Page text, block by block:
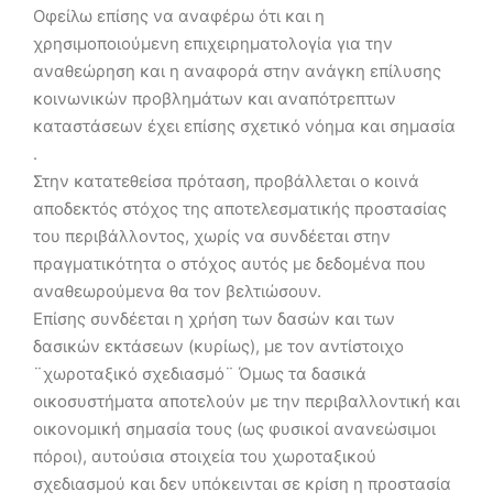
Οφείλω επίσης να αναφέρω ότι και η
χρησιμοποιούμενη επιχειρηματολογία για την
αναθεώρηση και η αναφορά στην ανάγκη επίλυσης
κοινωνικών προβλημάτων και αναπότρεπτων
καταστάσεων έχει επίσης σχετικό νόημα και σημασία
.
Στην κατατεθείσα πρόταση, προβάλλεται ο κοινά
αποδεκτός στόχος της αποτελεσματικής προστασίας
του περιβάλλοντος, χωρίς να συνδέεται στην
πραγματικότητα ο στόχος αυτός με δεδομένα που
αναθεωρούμενα θα τον βελτιώσουν.
Επίσης συνδέεται η χρήση των δασών και των
δασικών εκτάσεων (κυρίως), με τον αντίστοιχο
¨χωροταξικό σχεδιασμό¨ Όμως τα δασικά
οικοσυστήματα αποτελούν με την περιβαλλοντική και
οικονομική σημασία τους (ως φυσικοί ανανεώσιμοι
πόροι), αυτούσια στοιχεία του χωροταξικού
σχεδιασμού και δεν υπόκεινται σε κρίση η προστασία